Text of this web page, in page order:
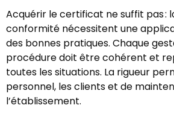
Acquérir le certificat ne suffit pas :
conformité nécessitent une
des bonnes pratiques. Chaque
procédure doit être cohérent et
toutes les situations. La rigueur
personnel, les clients et de
l’établissement.